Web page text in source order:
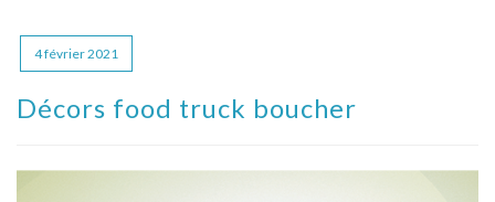
4 février 2021
Décors food truck boucher